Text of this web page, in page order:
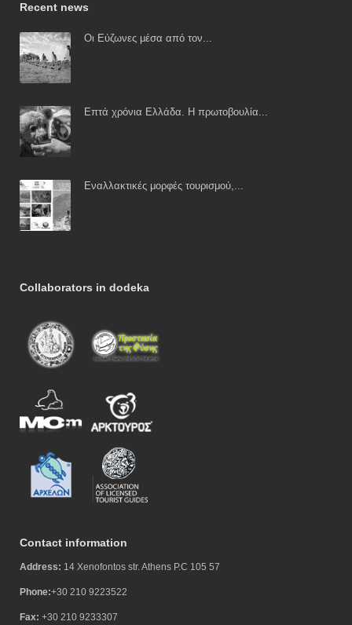
Recent news
Οι Εύζωνες μέσα από τον...
Επτά χρόνια Ελλάδα. Η πρωτοβουλία...
Εναλλακτικές μορφές τουρισμού,...
Collaborators in dodeka
Contact information
Address: 14 Xenofontos str. Athens P.C 105 57
Phone:+30 210 9223522
Fax: +30 210 9233307